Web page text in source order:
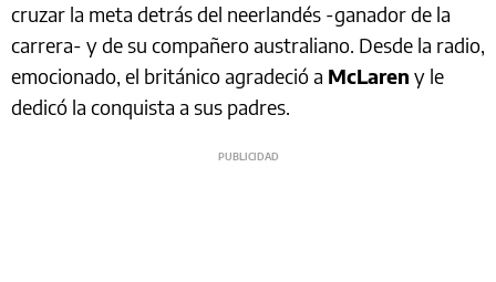
cruzar la meta detrás del neerlandés -ganador de la
carrera- y de su compañero australiano. Desde la radio,
emocionado, el británico agradeció a McLaren y le
dedicó la conquista a sus padres.